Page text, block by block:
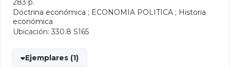
283 p.
Doctrina económica ; ECONOMIA POLITICA ; Historia
económica
Ubicación: 330.8 S165
Ejemplares (1)